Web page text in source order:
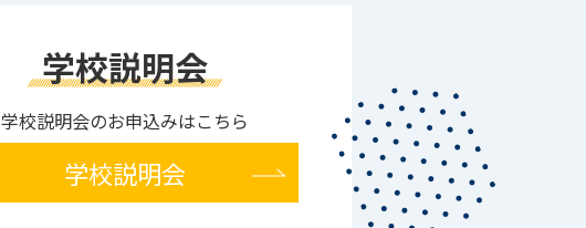
学校説明会
学校説明会のお申込みはこちら
学校説明会